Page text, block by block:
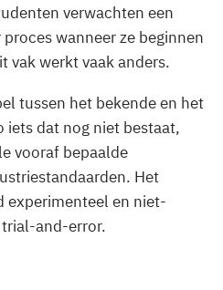
verwachten een
wanneer ze beginnen
vak werkt vaak anders.
tussen het bekende en het
iets dat nog niet bestaat,
vooraf bepaalde
Het
experimenteel en niet-
and-error.